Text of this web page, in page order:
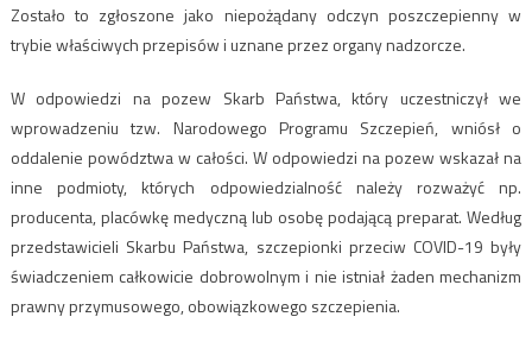
Zostało to zgłoszone jako niepożądany odczyn poszczepienny w
trybie właściwych przepisów i uznane przez organy nadzorcze.
W odpowiedzi na pozew Skarb Państwa, który uczestniczył we
wprowadzeniu tzw. Narodowego Programu Szczepień, wniósł o
oddalenie powództwa w całości. W odpowiedzi na pozew wskazał na
inne podmioty, których odpowiedzialność należy rozważyć np.
producenta, placówkę medyczną lub osobę podającą preparat. Według
przedstawicieli Skarbu Państwa, szczepionki przeciw COVID-19 były
świadczeniem całkowicie dobrowolnym i nie istniał żaden mechanizm
prawny przymusowego, obowiązkowego szczepienia.